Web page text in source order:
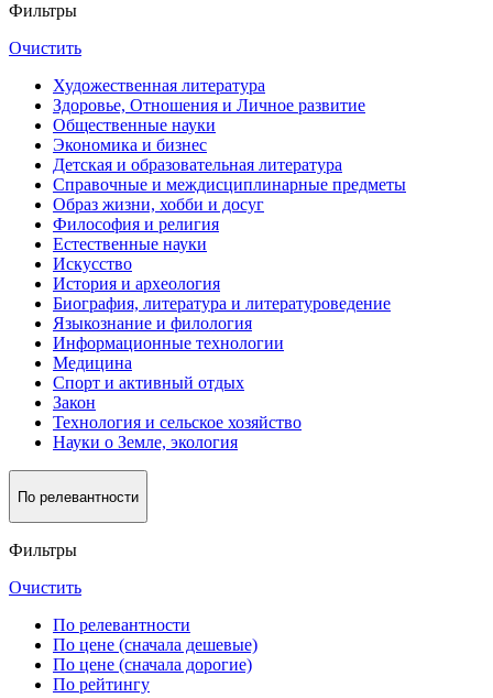
Фильтры
Очистить
Художественная литература
Здоровье, Отношения и Личное развитие
Общественные науки
Экономика и бизнес
Детская и образовательная литература
Справочные и междисциплинарные предметы
Образ жизни, хобби и досуг
Философия и религия
Естественные науки
Искусство
История и археология
Биография, литература и литературоведение
Языкознание и филология
Информационные технологии
Медицина
Спорт и активный oтдых
Закон
Технология и сельское хозяйство
Науки о Земле, экология
По релевантности
Фильтры
Очистить
По релевантности
По цене (сначала дешевые)
По цене (сначала дорогие)
По рейтингу